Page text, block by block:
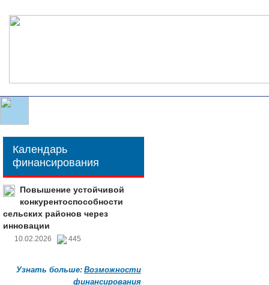
Календарь
финансирования
Повышение устойчивой
конкурентоспособности
сельских районов через
инновации
10.02.2026 445
Узнать больше: Возможности
финансирования